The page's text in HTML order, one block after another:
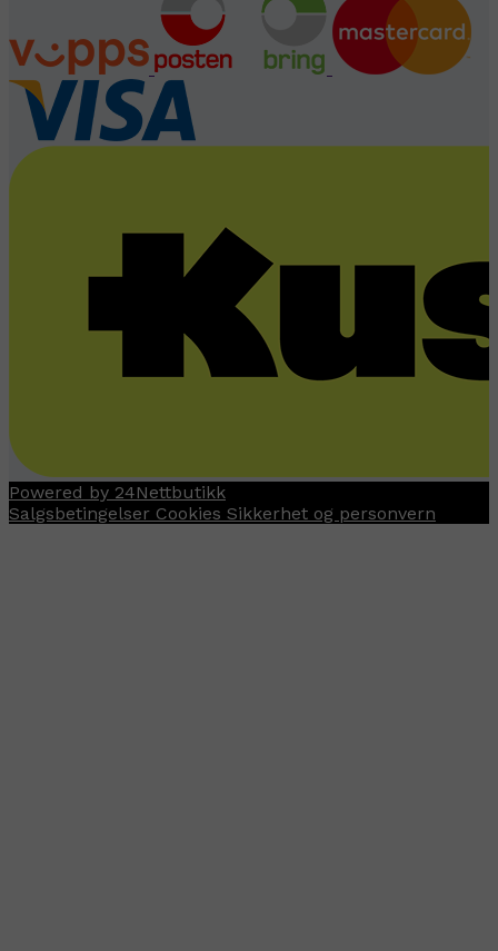
Powered by 24Nettbutikk
Salgsbetingelser Cookies Sikkerhet og personvern